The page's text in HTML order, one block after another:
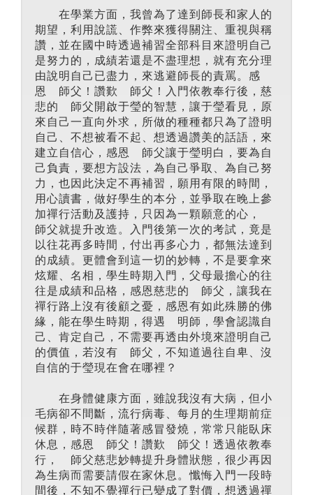
在學業方面，我曾為了達到師長和家人的
期望，利用說謊、作弊來獲得關注、重視與稱
讚，並在國中時透過補習全部科目來證明自己
是努力的，成績若還是不盡理想，就有充分理
由說明自己已盡力，來逃避師長的責罵。感
恩 師父！讚歎 師父！入門依教奉行後，慈
悲的 師父開啟于瑩的智慧，讓于瑩看見，原
來自己一直向外求，所做的種種都只為了證明
自己、不想被看不起、想透過讚美的話語，來
建立自信心，感恩 師父讓于瑩明白，要為自
己負責，要想方設法，為自己爭取、為自己努
力，也因此決定不再補習，願用有限的時間，
用心讀書，做好學生的本分，並爭取在晚上參
加禪行活動及護持，只因為一顆願意的心，
師父就提升改造。入門後第一次的考試，竟是
以往花再多時間，付出再多心力，都無法達到
的成績。更體會到這一切的妙轉，不是要拿來
炫耀、名相，學生時期入門，父母最擔心的往
往是成績和品格，感恩慈悲的 師父，讓我在
禪行路上沒有後顧之憂，感恩有如此殊勝的佛
緣，能在學生時期，得遇 明師，學會認識自
己、肯定自己，不需要再透由外境來證明自己
的價值，若沒有 師父，不知道過往自卑、沒
自信的于瑩現在會在哪裡？
在身體健康方面，雖說我沒有大病，但小
毛病卻不間斷，流行病毒、每月的生理期前症
候群，時不時伴隨著感冒發燒，常常只能臥床
休息，感恩 師父！讚歎 師父！透過依教奉
行， 師父慈悲妙轉提升身體狀態，很少再因
為生病而需要請假在家休息。懺悔入門一段時
間後，不知不覺禪行已變成了對價，想透過禪